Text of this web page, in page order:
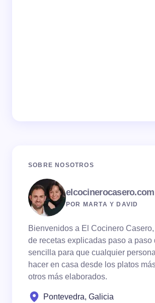
SOBRE NOSOTROS
elcocinerocasero.com
POR MARTA Y DAVID
Bienvenidos a El Cocinero
de recetas explicadas paso a paso
sencilla para que cualquier
hacer en casa desde los platos
otros más elaborados.
Pontevedra, Galicia